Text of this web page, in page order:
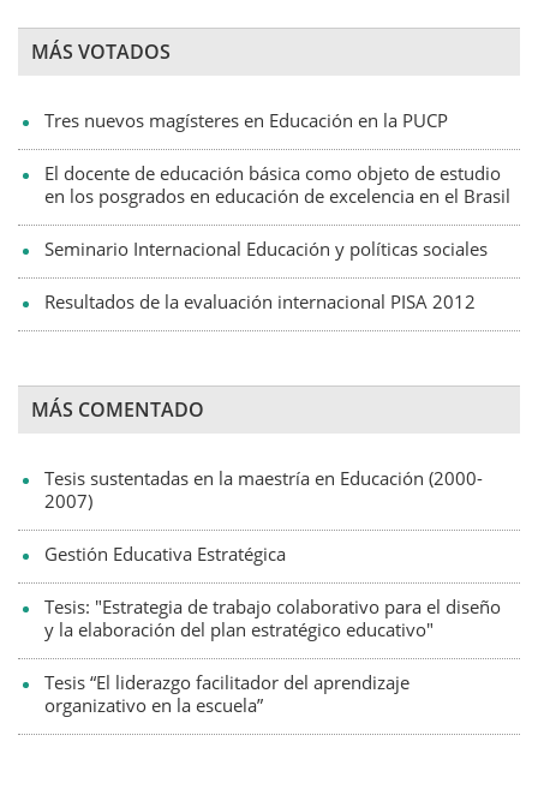
MÁS VOTADOS
Tres nuevos magísteres en Educación en la PUCP
El docente de educación básica como objeto de estudio
en los posgrados en educación de excelencia en el Brasil
Seminario Internacional Educación y políticas sociales
Resultados de la evaluación internacional PISA 2012
MÁS COMENTADO
Tesis sustentadas en la maestría en Educación (2000-
2007)
Gestión Educativa Estratégica
Tesis: "Estrategia de trabajo colaborativo para el diseño
y la elaboración del plan estratégico educativo"
Tesis “El liderazgo facilitador del aprendizaje
organizativo en la escuela”